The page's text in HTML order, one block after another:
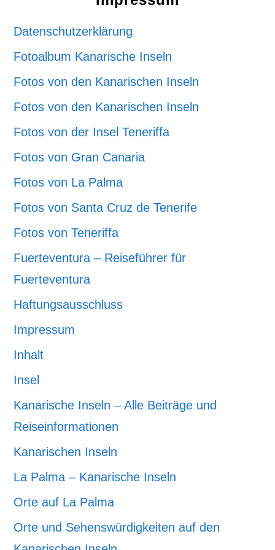
Datenschutzerklärung
Fotoalbum Kanarische Inseln
Fotos von den Kanarischen Inseln
Fotos von den Kanarischen Inseln
Fotos von der Insel Teneriffa
Fotos von Gran Canaria
Fotos von La Palma
Fotos von Santa Cruz de Tenerife
Fotos von Teneriffa
Fuerteventura – Reiseführer für
Fuerteventura
Haftungsausschluss
Impressum
Inhalt
Insel
Kanarische Inseln – Alle Beiträge und
Reiseinformationen
Kanarischen Inseln
La Palma – Kanarische Inseln
Orte auf La Palma
Orte und Sehenswürdigkeiten auf den